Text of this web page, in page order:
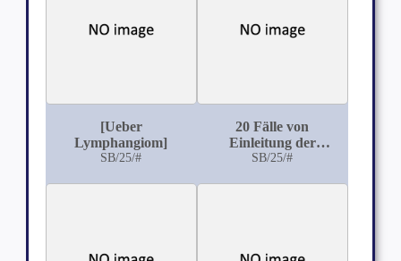
[Ueber
Lymphangiom]
SB/25/#
20 Fälle von
Einleitung der
künstlichen
SB/25/#